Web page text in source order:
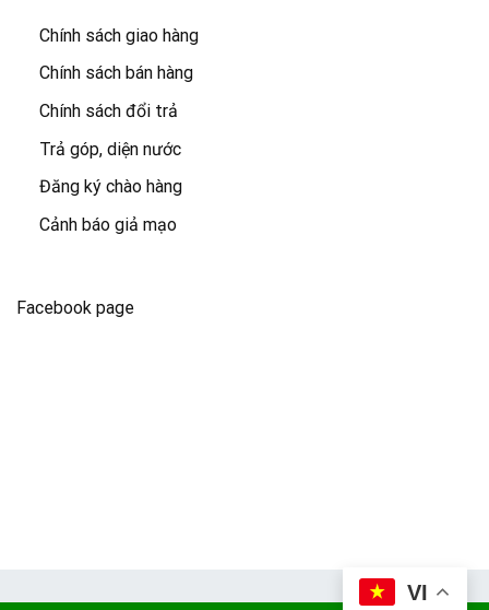
Chính sách giao hàng
Chính sách bán hàng
Chính sách đổi trả
Trả góp, diện nước
Đăng ký chào hàng
Cảnh báo giả mạo
Facebook page
VI